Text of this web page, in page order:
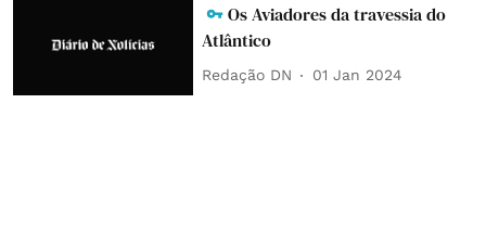
Os Aviadores da travessia do
Atlântico
Redação DN 01 Jan 2024